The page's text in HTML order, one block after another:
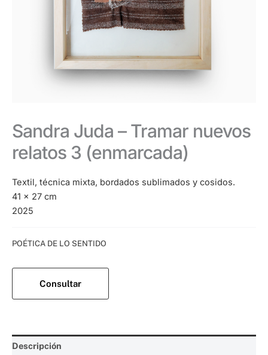
Sandra Juda – Tramar nuevos
relatos 3 (enmarcada)
Textil, técnica mixta, bordados sublimados y cosidos.
41 x 27 cm
2025
Categoría:
POÉTICA DE LO SENTIDO
Consultar
Descripción